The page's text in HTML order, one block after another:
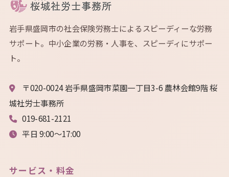
岩手県盛岡市の社会保険労務士によるスピーディーな労務
サポート。中小企業の労務・人事を、スピーディにサポー
ト。
〒020-0024 岩手県盛岡市菜園一丁目3-6 農林会館9階 桜
城社労士事務所
019-681-2121
平日 9:00〜17:00
サービス・料金